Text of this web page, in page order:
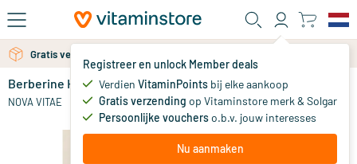
Ga naar de hoofdinhoud
Registreer en unlock Member deals
Verdien VitaminPoints bij elke aankoop
Gratis verzending op Vitaminstore merk & Solgar
Persoonlijke voucherso.b.v. jouw interesses
Nu aanmaken
Gratis verzending vanaf 25 euro
Berberine HCI extract 350 mg
NOVA VITAE vanaf 28.